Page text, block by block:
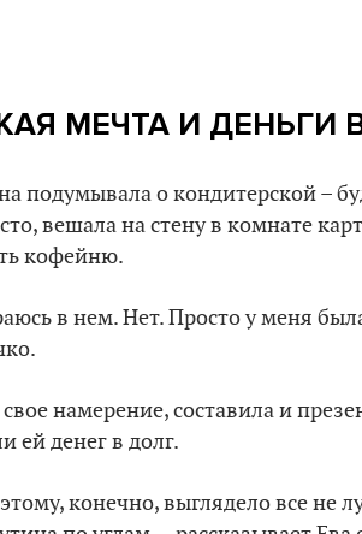
МЕЧТА И ДЕНЬГИ
подумывала о кондитерской –
вешала на стену в комнате
кофейню.
в нем. Нет. Просто у меня
намерение, составила и
ей денег в долг.
конечно, выглядело все не